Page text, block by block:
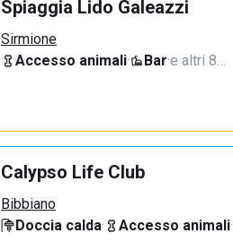
Spiaggia Lido Galeazzi
Sirmione
Accesso animali· Bar·e altri 8…
Calypso Life Club
Bibbiano
Doccia calda· Accesso animali·